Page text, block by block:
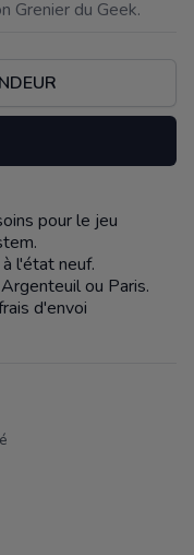
Grenier du Geek.
pour le jeu
l'état neuf.
ou Paris.
d'envoi